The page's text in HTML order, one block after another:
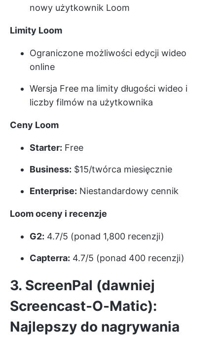
nowy użytkownik Loom
Limity Loom
Ograniczone możliwości edycji wideo
online
Wersja Free ma limity długości wideo i
liczby filmów na użytkownika
Ceny Loom
Starter: Free
Business: $15/twórca miesięcznie
Enterprise: Niestandardowy cennik
Loom oceny i recenzje
G2: 4.7/5 (ponad 1,800 recenzji)
Capterra: 4.7/5 (ponad 400 recenzji)
3. ScreenPal (dawniej
Screencast-O-Matic):
Najlepszy do nagrywania